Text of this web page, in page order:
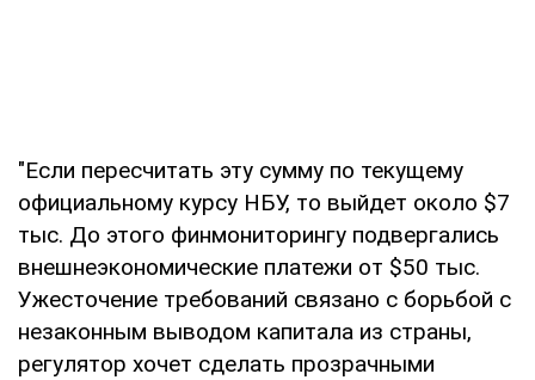
"Если пересчитать эту сумму по текущему
официальному курсу НБУ, то выйдет около $7
тыс. До этого финмониторингу подвергались
внешнеэкономические платежи от $50 тыс.
Ужесточение требований связано с борьбой с
незаконным выводом капитала из страны,
регулятор хочет сделать прозрачными